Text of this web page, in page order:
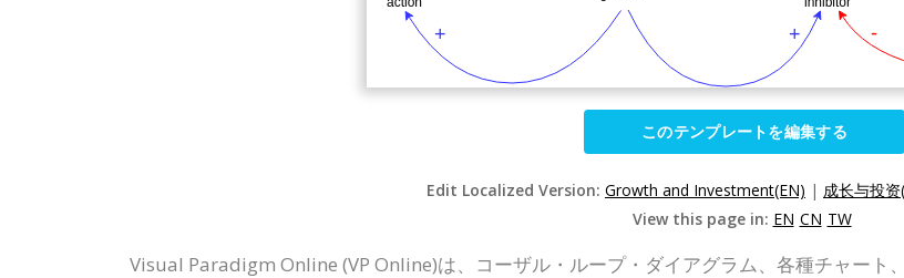
このテンプレートを編集する
Edit Localized Version: Growth and Investment(EN) | 成长与投资
View this page in: EN CN TW
Visual Paradigm Online (VP Online)は、コーザル・ループ・ダイアグラム、各種チャート